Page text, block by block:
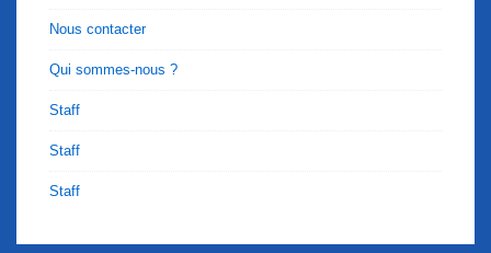
Nous contacter
Qui sommes-nous ?
Staff
Staff
Staff